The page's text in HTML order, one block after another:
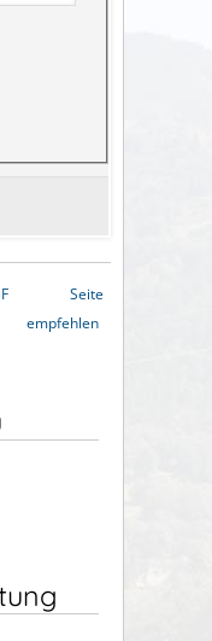
Seite
empfehlen